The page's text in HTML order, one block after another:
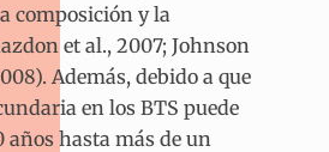
composición y la
et al., 2007; Johnson
Además, debido a que
en los BTS puede
años hasta más de un